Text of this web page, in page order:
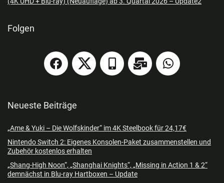
Folgen
Neueste Beiträge
„Ame & Yuki – Die Wolfskinder“ im 4K Steelbook für 24,17€
Nintendo Switch 2: Eigenes Konsolen-Paket zusammenstellen und
Zubehör kostenlos erhalten
„Shang-High Noon“, „Shanghai Knights“, „Missing in Action 1 & 2“
demnächst in Blu-ray Hartboxen – Update